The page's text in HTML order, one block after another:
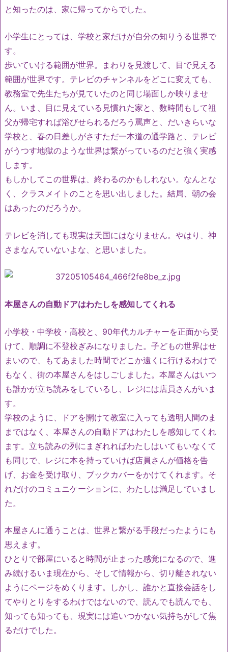
と知ったのは、家に帰ってからでした。
小学生にとっては、学校と家だけが自分の知りうる世界で
す。
歩いていける範囲が世界。まわりを見渡して、目で見える
範囲が世界です。テレビのチャンネルをどこに変えても、
教務室で先生たちが見ていたのと同じ場面しか映りませ
ん。いま、目に見えている見慣れた家と、数時間もして祖
父が帰宅すれば浴びせられるだろう罵声と、だいきらいな
学校と、春の日差しがさすただ一本道の通学路と、テレビ
がうつす地獄のような世界は繋がっているのだと強く実感
します。
もしかしてこの世界は、終わるのかもしれない。なんとな
く、クラスメイトのことを思い出しました。結局、朝の会
はあったのだろうか。
テレビを消しても現実は天国にはなりません。やはり、神
さまなんていないよな、と思いました。
本屋さんの自動ドアはわたしを感知してくれる
小学校・中学校・高校と、90年代カルチャーを正面から受
けて、順調に不登校ぎみになりました。子どもの世界はせ
まいので、もてあました時間でどこか遠くに行けるわけで
もなく、街の本屋さんをはしごしました。本屋さんはいつ
も誰かが立ち読みをしているし、レジには店員さんがいま
す。
学校のように、ドアを開けて教室に入っても透明人間のま
まではなく、本屋さんの自動ドアはわたしを感知してくれ
ます。立ち読みの列にまぎれればわたしはいてもいなくて
も同じで、レジに本を持っていけば店員さんが価格を告
げ、お金を受け取り、ブックカバーをかけてくれます。そ
れだけのコミュニケーションに、わたしは満足していまし
た。
本屋さんに通うことは、世界と繋がる手段だったようにも
思えます。
ひとりで部屋にいると時間が止まった感覚になるので、進
み続けるいま現在から、そして情報から、切り離されない
ようにページをめくります。しかし、誰かと直接会話をし
てやりとりをするわけではないので、読んでも読んでも、
知っても知っても、現実には追いつかない気持ちがして焦
るだけでした。